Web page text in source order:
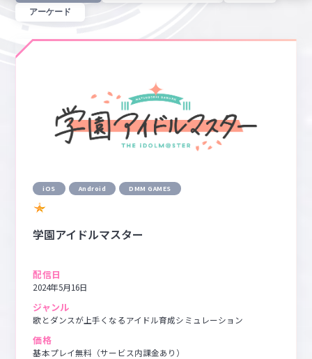
活動履歴
閲覧履歴・購入履歴
マイスケジュール
バンダイナムコID Link設定
アーケード
iOS Android DMM GAMES
学園アイドルマスター
配信日
2024年5月16日
ジャンル
歌とダンスが上手くなるアイドル育成シミュレーション
価格
基本プレイ無料（サービス内課金あり）